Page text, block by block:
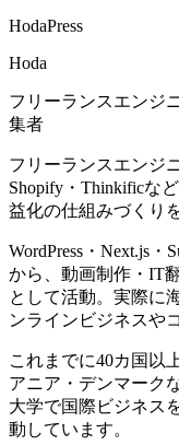
HodaPress
Hoda
フリーランスエンジ
集者
フリーランスエンジ
Shopify・Thinkificな
益化の仕組みづくり
WordPress・Next.js・
から、動画制作・IT
として活動。実際に
ンラインビジネスや
これまでに40カ国以
アニア・デンマーク
大学で国際ビジネス
動しています。